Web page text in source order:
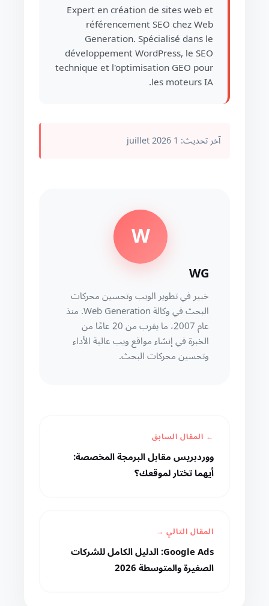
Expert en création de sites web et
référencement SEO chez Web
Generation. Spécialisé dans le
développement WordPress, le SEO
technique et l'optimisation GEO pour
les moteurs IA.
آخر تحديث: 1 juillet 2026
W
WG
خبير في تطوير الويب وتحسين محركات
البحث في وكالة Web Generation. منذ
عام 2007، ما يقرب من 20 عامًا من
الخبرة في إنشاء مواقع ويب عالية الأداء
وتحسين محركات البحث.
← المقال السابق
ووردبريس مقابل البرمجة المخصصة:
أيهما تختار لموقعك؟
المقال التالي →
Google Ads: الدليل الكامل للشركات
الصغيرة والمتوسطة 2026